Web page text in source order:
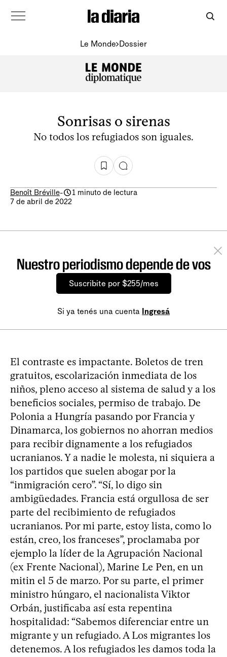
Le Monde Dossier
Sonrisas o sirenas
No todos los refugiados son iguales.
Benoît Bréville-
1 minuto de lectura
7 de abril de 2022
Nuestro periodismo depende de vos
Suscribite por $255/mes
Si ya tenés una cuenta Ingresá
El contraste es impactante. Boletos de tren
gratuitos, escolarización inmediata de los
niños, pleno acceso al sistema de salud y a los
beneficios sociales, permiso de trabajo. De
Polonia a Hungría pasando por Francia y
Dinamarca, los gobiernos no ahorran medios
para recibir dignamente a los refugiados
ucranianos. Y a nadie le molesta, ni siquiera a
los partidos que suelen abogar por la
“inmigración cero”. “Sí, lo digo sin
ambigüedades. Francia está orgullosa de ser
parte del recibimiento de refugiados
ucranianos. Por mi parte, estoy lista, como lo
están, creo, los franceses”, proclamaba por
ejemplo la líder de la Agrupación Nacional
(ex Frente Nacional), Marine Le Pen, en un
mitin el 5 de marzo. Por su parte, el primer
ministro húngaro, el nacionalista Viktor
Orbán, justificaba así esta repentina
hospitalidad: “Sabemos diferenciar entre un
migrante y un refugiado. A Los migrantes los
detenemos. A los refugiados les damos toda la